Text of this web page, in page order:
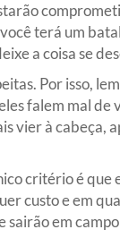
terá um
a coisa se
Por isso,
falem mal
vier à cabeça,
critério é
custo e em
sairão em